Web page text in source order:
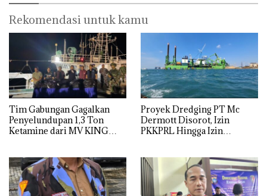
Rekomendasi untuk kamu
Tim Gabungan Gagalkan
Penyelundupan 1,3 Ton
Ketamine dari MV KING
Proyek Dredging PT Mc
Dermott Disorot, Izin
PKKPRL Hingga Izin